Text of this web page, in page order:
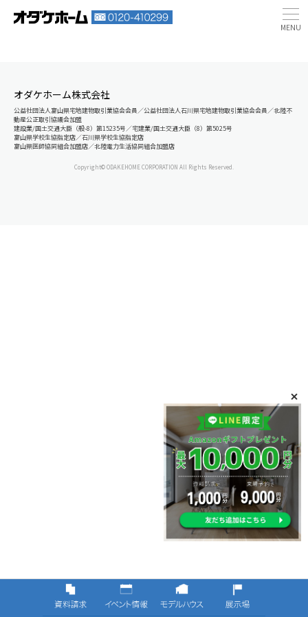
オダケホーム株式会社
公益社団法人富山県宅地建物取引業協会会員／公益社団法人石川県宅地建物取引業協会会員／北陸不
動産公正取引協議会加盟
建設業/国土交通大臣（般-8）第15235号／宅建業/国土交通大臣（8）第5025号
富山県学校生協指定店／石川県学校生協指定店
富山県医師協同組合加盟店／北陸電力生活協同組合加盟店
Copyright© ODAKEHOME CORPORATION All Rights Reserved.